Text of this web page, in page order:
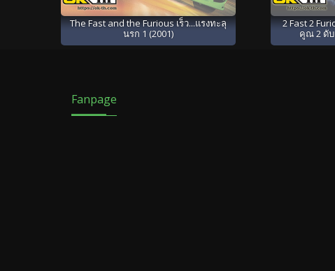
The Fast and the Furious เร็ว...แรงทะลุ
นรก 1 (2001)
2 Fast 2
คูณ 2 ดับ
Fanpage